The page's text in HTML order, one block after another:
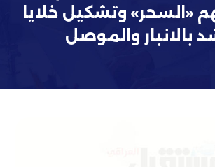
«السحر» وتشكيل خلايا
بالانبار والموصل